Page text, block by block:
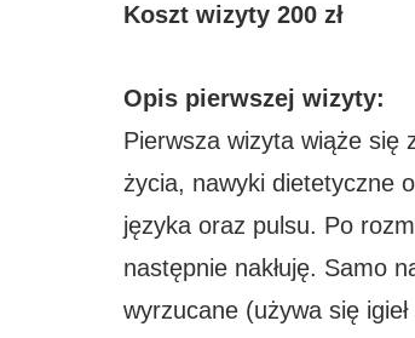
Koszt wizyty 200 zł
Opis pierwszej wizyty:
Pierwsza wizyta wiąże się
życia, nawyki dietetyczne
języka oraz pulsu. Po
następnie nakłuję. Samo
wyrzucane (używa się